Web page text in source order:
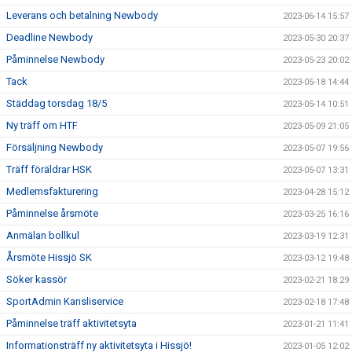
Leverans och betalning Newbody 2023-06-14 15:57
Deadline Newbody 2023-05-30 20:37
Påminnelse Newbody 2023-05-23 20:02
Tack 2023-05-18 14:44
Städdag torsdag 18/5 2023-05-14 10:51
Ny träff om HTF 2023-05-09 21:05
Försäljning Newbody 2023-05-07 19:56
Träff föräldrar HSK 2023-05-07 13:31
Medlemsfakturering 2023-04-28 15:12
Påminnelse årsmöte 2023-03-25 16:16
Anmälan bollkul 2023-03-19 12:31
Årsmöte Hissjö SK 2023-03-12 19:48
Söker kassör 2023-02-21 18:29
SportAdmin Kansliservice 2023-02-18 17:48
Påminnelse träff aktivitetsyta 2023-01-21 11:41
Informationsträff ny aktivitetsyta i Hissjö! 2023-01-05 12:02